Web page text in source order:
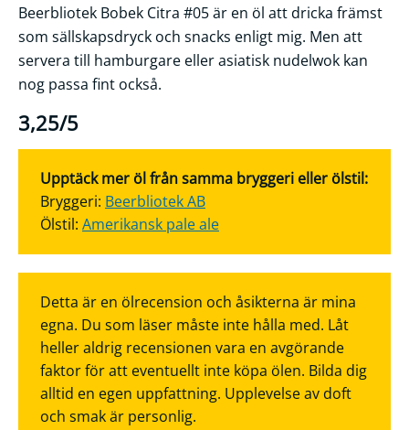
Beerbliotek Bobek Citra #05 är en öl att dricka främst
som sällskapsdryck och snacks enligt mig. Men att
servera till hamburgare eller asiatisk nudelwok kan
nog passa fint också.
3,25/5
Upptäck mer öl från samma bryggeri eller ölstil:
Bryggeri: Beerbliotek AB
Ölstil: Amerikansk pale ale
Detta är en ölrecension och åsikterna är mina
egna. Du som läser måste inte hålla med. Låt
heller aldrig recensionen vara en avgörande
faktor för att eventuellt inte köpa ölen. Bilda dig
alltid en egen uppfattning. Upplevelse av doft
och smak är personlig.